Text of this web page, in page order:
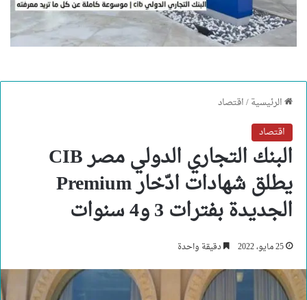
الرئيسية/اقتصاد
اقتصاد
البنك التجاري الدولي مصر CIB
يطلق شهادات ادّخار Premium
الجديدة بفترات 3 و4 سنوات
25 مايو، 2022 دقيقة واحدة